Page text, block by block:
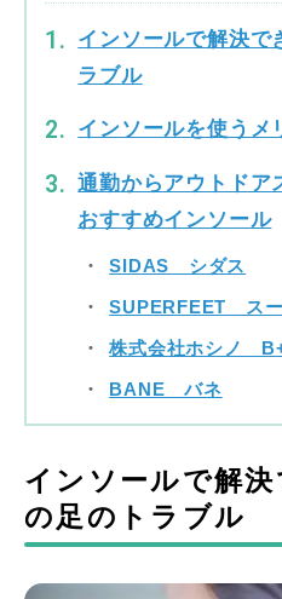
インソールで解決で
ラブル
インソールを使うメ
通勤からアウトドア
おすすめインソール
SIDAS シダス
SUPERFEET スー
株式会社ホシノ
BANE バネ
インソールで解
の足のトラブル